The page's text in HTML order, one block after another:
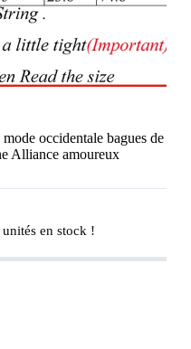
occidentale bagues de
Alliance amoureux
unités en stock !